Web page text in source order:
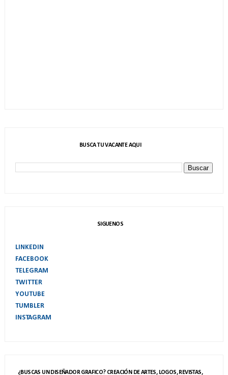
BUSCA TU VACANTE AQUI
SIGUENOS
LINKEDIN
FACEBOOK
TELEGRAM
TWITTER
YOUTUBE
TUMBLER
INSTAGRAM
¿BUSCAS UN DISEÑADOR GRAFICO? CREACIÓN DE ARTES, LOGOS, REVISTAS,